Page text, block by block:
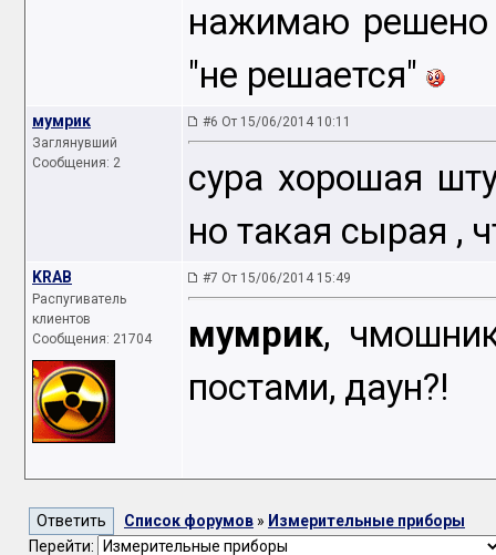
нажимаю решено
"не решается"
мумрик
Заглянувший
Сообщения: 2
#6 От 15/06/2014 10:11
сура хорошая
но такая сырая ,
KRAB
Распугиватель
клиентов
Сообщения: 21704
#7 От 15/06/2014 15:49
мумрик,
постами, даун?!
Список форумов » Измерительные приборы
Перейти: